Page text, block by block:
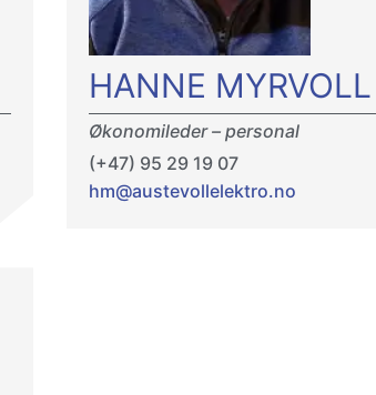
HANNE MYRVOLL
Økonomileder – personal
(+47) 95 29 19 07
hm@austevollelektro.no